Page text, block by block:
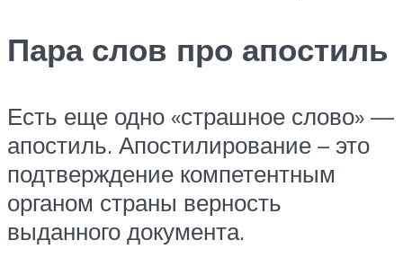
Пара слов про апостиль
Есть еще одно «страшное слово» —
апостиль. Апостилирование – это
подтверждение компетентным
органом страны верность
выданного документа.